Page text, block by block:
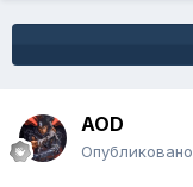
AOD
Опубликовано